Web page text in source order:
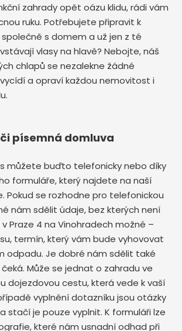
zahrady opět oázu klidu, rádi vám
ruku. Potřebujete připravit k
s domem a už jen z té
vlasy na hlavě? Nebojte, náš
chlapů se nezalekne žádné
a opraví každou nemovitost i
písemná domluva
můžete buďto telefonicky nebo díky
formuláře, který najdete na naší
Pokud se rozhodne pro telefonickou
nám sdělit údaje, bez kterých není
Praze 4 na Vinohradech možné –
termín, který vám bude vyhovovat
odpadu. Je dobré nám sdělit také
Může se jednat o zahradu ve
dojezdovou cestu, která vede k vaší
vyplnění dotazníku jsou otázky
stačí je pouze vyplnit. K formuláři lze
které nám usnadní odhad při